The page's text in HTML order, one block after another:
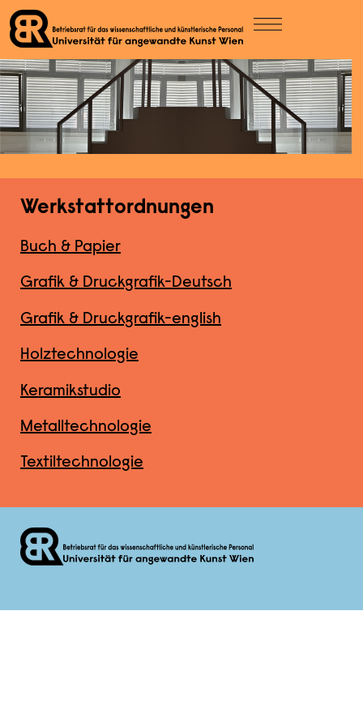
Werkstattordnungen
Buch & Papier
Grafik & Druckgrafik-Deutsch
Grafik & Druckgrafik-english
Holztechnologie
Keramikstudio
Metalltechnologie
Textiltechnologie